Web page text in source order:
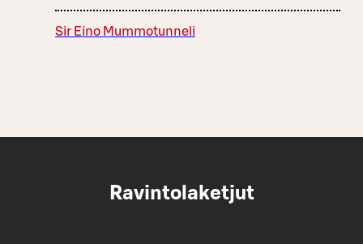
Sir Eino Mummotunneli
Ravintolaketjut